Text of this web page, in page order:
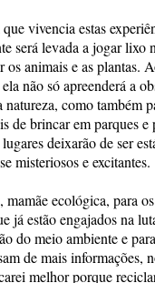
vivencia estas
será levada a jogar lixo
os animais e as plantas.
não só apreenderá a
natureza, como também
de brincar em parques e
deixarão de ser
misteriosos e excitantes.
mamãe ecológica, para
já estão engajados na
do meio ambiente e
de mais informações,
melhor porque